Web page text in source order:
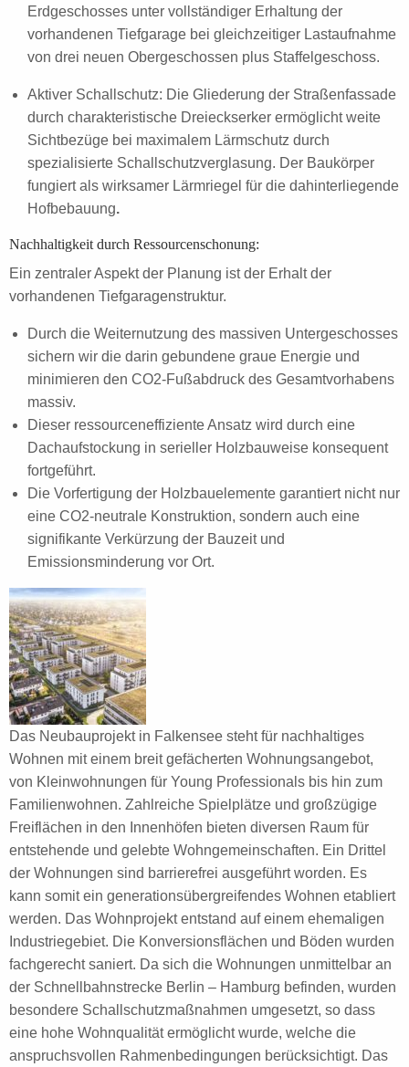
Erdgeschosses unter vollständiger Erhaltung der
vorhandenen Tiefgarage bei gleichzeitiger Lastaufnahme
von drei neuen Obergeschossen plus Staffelgeschoss.
Aktiver Schallschutz: Die Gliederung der Straßenfassade
durch charakteristische Dreieckserker ermöglicht weite
Sichtbezüge bei maximalem Lärmschutz durch
spezialisierte Schallschutzverglasung. Der Baukörper
fungiert als wirksamer Lärmriegel für die dahinterliegende
Hofbebauung.
Nachhaltigkeit durch Ressourcenschonung:
Ein zentraler Aspekt der Planung ist der Erhalt der
vorhandenen Tiefgaragenstruktur.
Durch die Weiternutzung des massiven Untergeschosses
sichern wir die darin gebundene graue Energie und
minimieren den CO2-Fußabdruck des Gesamtvorhabens
massiv.
Dieser ressourceneffiziente Ansatz wird durch eine
Dachaufstockung in serieller Holzbauweise konsequent
fortgeführt.
Die Vorfertigung der Holzbauelemente garantiert nicht nur
eine CO2-neutrale Konstruktion, sondern auch eine
signifikante Verkürzung der Bauzeit und
Emissionsminderung vor Ort.
Das Neubauprojekt in Falkensee steht für nachhaltiges
Wohnen mit einem breit gefächerten Wohnungsangebot,
von Kleinwohnungen für Young Professionals bis hin zum
Familienwohnen. Zahlreiche Spielplätze und großzügige
Freiflächen in den Innenhöfen bieten diversen Raum für
entstehende und gelebte Wohngemeinschaften. Ein Drittel
der Wohnungen sind barrierefrei ausgeführt worden. Es
kann somit ein generationsübergreifendes Wohnen etabliert
werden. Das Wohnprojekt entstand auf einem ehemaligen
Industriegebiet. Die Konversionsflächen und Böden wurden
fachgerecht saniert. Da sich die Wohnungen unmittelbar an
der Schnellbahnstrecke Berlin – Hamburg befinden, wurden
besondere Schallschutzmaßnahmen umgesetzt, so dass
eine hohe Wohnqualität ermöglicht wurde, welche die
anspruchsvollen Rahmenbedingungen berücksichtigt. Das